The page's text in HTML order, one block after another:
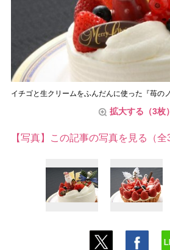
イチゴと生クリームをふんだんに使った『苺の
拡大する（3枚）
【写真】この記事の写真を見る（全